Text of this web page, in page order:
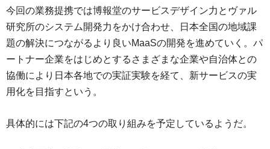
今回の業務提携では博報堂のサービスデザイン力とヴァル
研究所のシステム開発力をかけ合わせ、日本全国の地域課
題の解決につながるより良いMaaSの開発を進めていく。パ
ートナー企業をはじめとするさまざまな企業や自治体との
協働により日本各地での実証実験を経て、新サービスの実
用化を目指すという。
具体的には下記の4つの取り組みを予定しているようだ。